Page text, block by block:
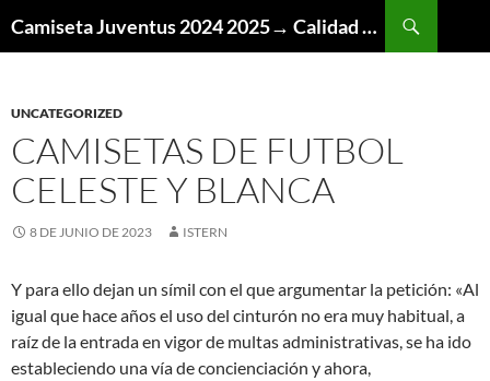
Camiseta Juventus 2024 2025→ Calidad Thai AAA
UNCATEGORIZED
CAMISETAS DE FUTBOL
CELESTE Y BLANCA
8 DE JUNIO DE 2023 ISTERN
Y para ello dejan un símil con el que argumentar la petición: «Al
igual que hace años el uso del cinturón no era muy habitual, a
raíz de la entrada en vigor de multas administrativas, se ha ido
estableciendo una vía de concienciación y ahora,